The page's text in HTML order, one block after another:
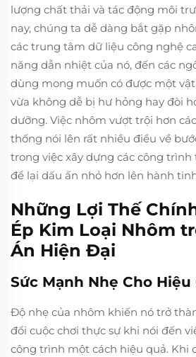
lượng chất thải và tác động môi
nay, chúng ta dễ dàng bắt gặp
các trung tâm dữ liệu công nghệ
năng dẫn nhiệt của nó, đến các
dùng mong muốn có được một
vừa không dễ bị hư hỏng hay đòi
dưỡng. Việc nhôm vượt trội hơn
thống nói lên rất nhiều điều về
trong việc xây dựng các công trình
để lại dấu ấn nhỏ hơn lên hành
Những Lợi Thế
Ép Kim Loại Nhôm
Án Hiện Đại
Sức Mạnh Nhẹ Cho Hiệu
Độ nhẹ của nhôm khiến nó trở
đổi cuộc chơi thực sự khi nói đến
công trình một cách hiệu quả. Khi